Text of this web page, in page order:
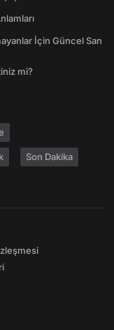
İçin Güncel San
mi?
Son Dakika